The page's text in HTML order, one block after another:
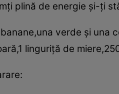
plină de energie şi-ţi
verde şi
linguriţă de